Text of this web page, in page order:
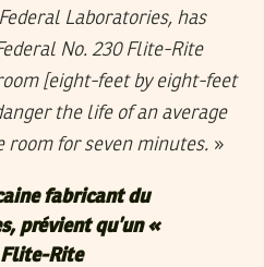
Laboratories, has
No. 230 Flite-Rite
[eight-feet by eight-feet
the life of an average
room for seven minutes. »
fabricant du
prévient qu’un «
Flite-Rite